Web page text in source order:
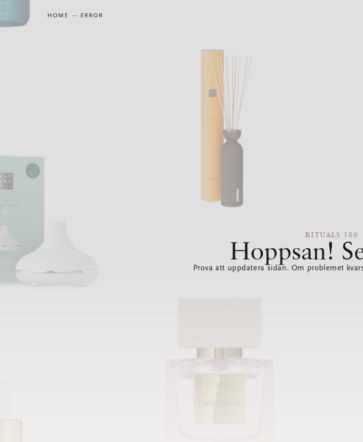
HOME ERROR
RITUALS 500
Hoppsan!
Prova att uppdatera sidan. Om problemet